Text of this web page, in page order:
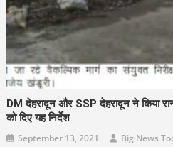
DM देहरादून और SSP देहरादून ने किया
को दिए यह निर्देश
September 13, 2021 Big News